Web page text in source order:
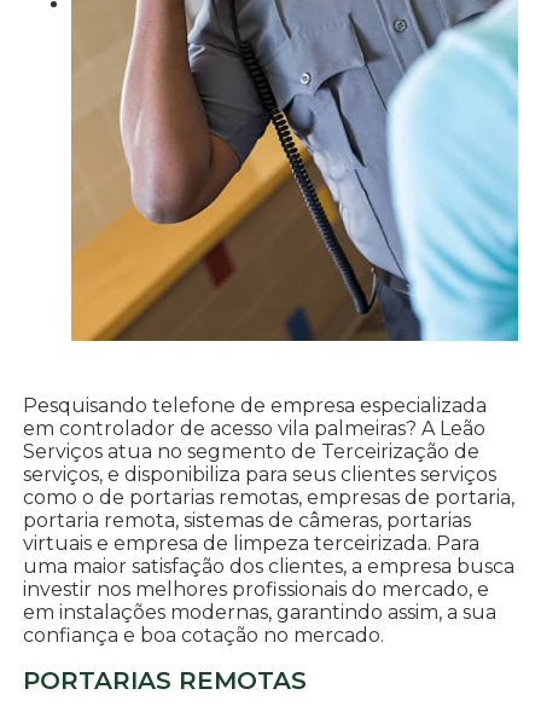
Pesquisando telefone de empresa especializada
em controlador de acesso vila palmeiras? A Leão
Serviços atua no segmento de Terceirização de
serviços, e disponibiliza para seus clientes serviços
como o de portarias remotas, empresas de portaria,
portaria remota, sistemas de câmeras, portarias
virtuais e empresa de limpeza terceirizada. Para
uma maior satisfação dos clientes, a empresa busca
investir nos melhores profissionais do mercado, e
em instalações modernas, garantindo assim, a sua
confiança e boa cotação no mercado.
PORTARIAS REMOTAS